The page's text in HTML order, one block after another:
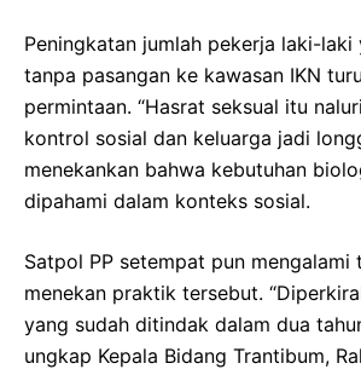
Peningkatan jumlah pekerja laki-laki
tanpa pasangan ke kawasan IKN
permintaan. “Hasrat seksual itu
kontrol sosial dan keluarga jadi
menekankan bahwa kebutuhan
dipahami dalam konteks sosial.
Satpol PP setempat pun mengalami
menekan praktik tersebut.
yang sudah ditindak dalam dua
ungkap Kepala Bidang Trantibum,